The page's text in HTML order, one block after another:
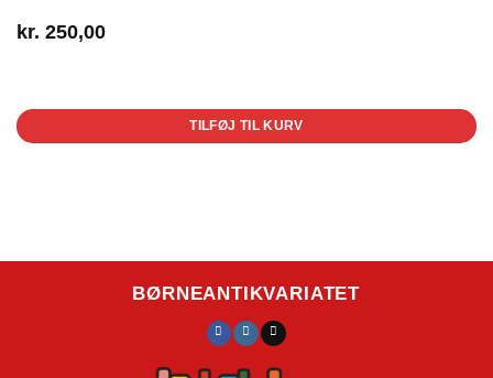
kr. 250,00
TILFØJ TIL KURV
BØRNEANTIKVARIATET